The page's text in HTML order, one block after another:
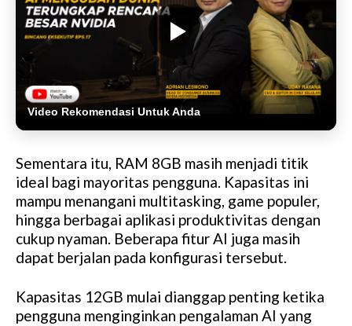
Video Rekomendasi Untuk Anda
Sementara itu, RAM 8GB masih menjadi titik
ideal bagi mayoritas pengguna. Kapasitas ini
mampu menangani multitasking, game populer,
hingga berbagai aplikasi produktivitas dengan
cukup nyaman. Beberapa fitur AI juga masih
dapat berjalan pada konfigurasi tersebut.
Kapasitas 12GB mulai dianggap penting ketika
pengguna menginginkan pengalaman AI yang